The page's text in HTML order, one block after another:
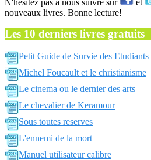
N'hésitez pas a nous suivre sur et
nouveaux livres. Bonne lecture!
Les 10 derniers livres gratuits
Petit Guide de Survie des Etudiants
Michel Foucault et le christianisme
Le cinema ou le dernier des arts
Le chevalier de Keramour
Sous toutes reserves
L'ennemi de la mort
Manuel utilisateur calibre